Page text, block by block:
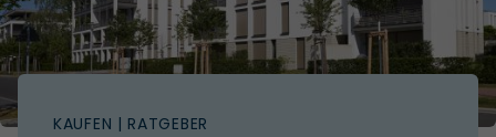
KAUFEN | RATGEBER